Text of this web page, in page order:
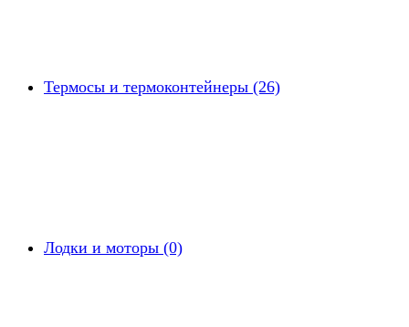
Термосы и термоконтейнеры (26)
Лодки и моторы (0)